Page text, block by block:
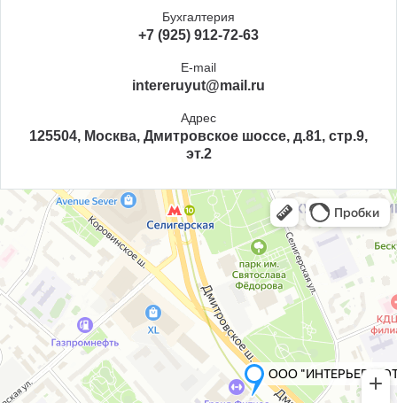
Бухгалтерия
+7 (925) 912-72-63
E-mail
intereruyut@mail.ru
Адрес
125504, Москва, Дмитровское шоссе, д.81, стр.9,
эт.2